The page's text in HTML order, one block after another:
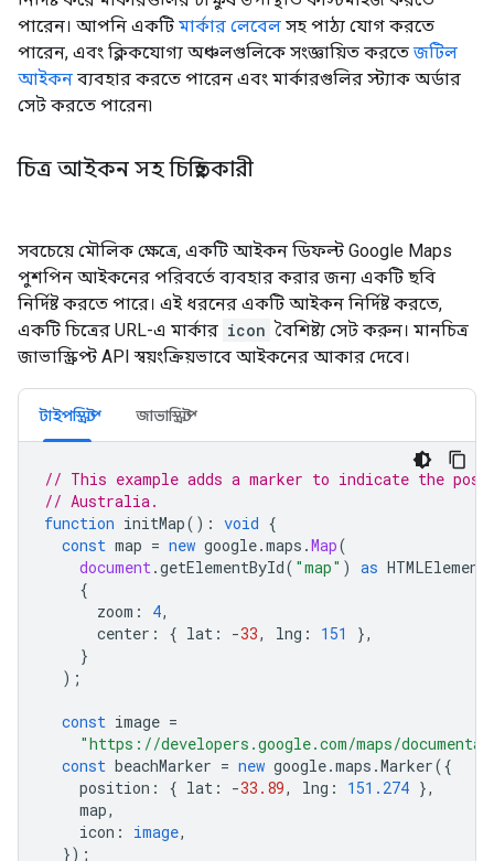
পারেন। আপনি একটি মার্কার লেবেল সহ পাঠ্য যোগ করতে
পারেন, এবং ক্লিকযোগ্য অঞ্চলগুলিকে সংজ্ঞায়িত করতেজটিল
আইকন ব্যবহার করতে পারেন এবং মার্কারগুলির স্ট্যাক অর্ডার
সেট করতে পারেন৷
চিত্র আইকন সহ চিহ্নিতকারী
সবচেয়ে মৌলিক ক্ষেত্রে, একটি আইকন ডিফল্ট Google Maps
পুশপিন আইকনের পরিবর্তে ব্যবহার করার জন্য একটি ছবি
নির্দিষ্ট করতে পারে। এই ধরনের একটি আইকন নির্দিষ্ট করতে,
একটি চিত্রের URL-এ মার্কার icon বৈশিষ্ট্য সেট করুন। মানচিত্র
জাভাস্ক্রিপ্ট API স্বয়ংক্রিয়ভাবে আইকনের আকার দেবে।
টাইপস্ক্রিপ্ট জাভাস্ক্রিপ্ট
// This example adds a marker to indicate the
// Australia.
function initMap() : void {
const map = new google.maps .Map(
document.getElementById( "map" ) as HTMLElement
{
zoom : 4,
center : { lat : -33, lng : 151
},
}
);
const image =
"https://developers.google.com/maps/
const beachMarker = new google.maps .Marker({
position : { lat : -33.89, lng : 151.274 },
map,
icon : image,
});